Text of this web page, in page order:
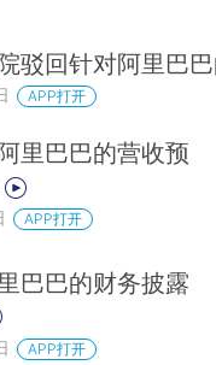
驳回针对阿里巴
APP打开
里巴巴的营收预
APP打开
巴巴的财务披露
APP打开